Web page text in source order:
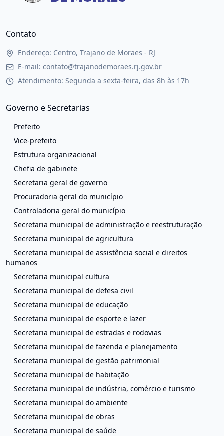
Contato
Endereço: Centro, Trajano de Moraes - RJ
E-mail: contato@trajanodemoraes.rj.gov.br
Atendimento: Segunda a sexta-feira, das 8h às 17h
Governo e Secretarias
Prefeito
Vice-prefeito
Estrutura organizacional
Chefia de gabinete
Secretaria geral de governo
Procuradoria geral do município
Controladoria geral do município
Secretaria municipal de administração e reestruturação
Secretaria municipal de agricultura
Secretaria municipal de assistência social e direitos
humanos
Secretaria municipal cultura
Secretaria municipal de defesa civil
Secretaria municipal de educação
Secretaria municipal de esporte e lazer
Secretaria municipal de estradas e rodovias
Secretaria municipal de fazenda e planejamento
Secretaria municipal de gestão patrimonial
Secretaria municipal de habitação
Secretaria municipal de indústria, comércio e turismo
Secretaria municipal do ambiente
Secretaria municipal de obras
Secretaria municipal de saúde